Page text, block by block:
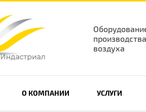
воздуха
О КОМПАНИИ УСЛУГИ
САЙТУ